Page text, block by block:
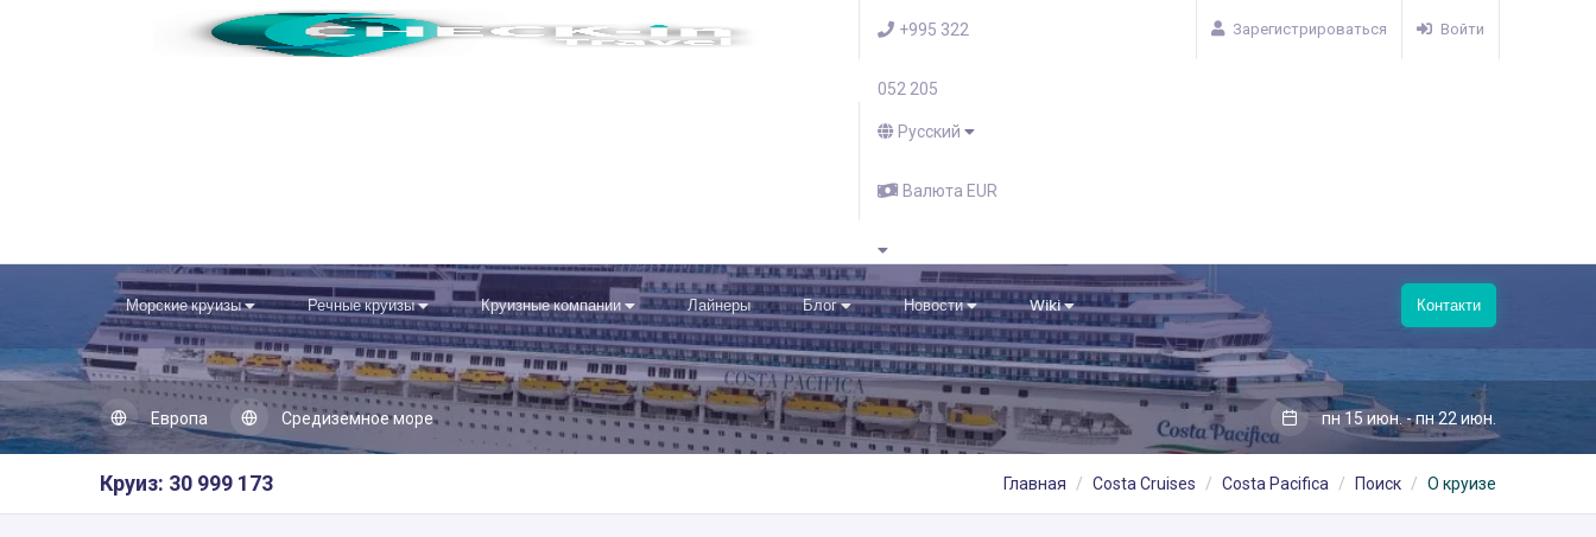
+995 322
052 205
Русский
Валюта EUR
Зарегистрироваться Войти
Морские круизы Речные круизы Круизные компании Лайнеры Блог Новости Wiki Контакти
Европа Средиземное море пн 15 июн. - пн 22 июн.
Круиз: 30 999 173 Главная Costa Cruises Costa Pacifica Поиск О круизе